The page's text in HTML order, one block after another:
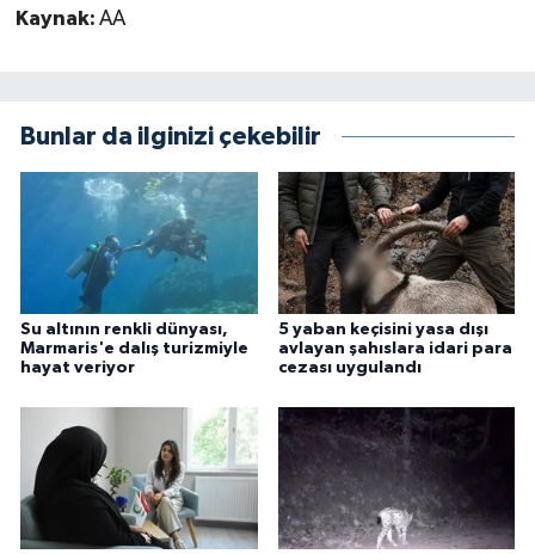
Kaynak: AA
Bunlar da ilginizi çekebilir
Su altının renkli dünyası,
Marmaris'e dalış turizmiyle
hayat veriyor
5 yaban keçisini yasa dışı
avlayan şahıslara idari para
cezası uygulandı